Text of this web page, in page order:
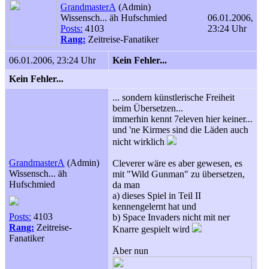
GrandmasterA (Admin)
Wissensch... äh Hufschmied
Posts: 4103
Rang: Zeitreise-Fanatiker
06.01.2006,
23:24 Uhr
06.01.2006, 23:24 Uhr
Kein Fehler...
Kein Fehler...
GrandmasterA (Admin)
Wissensch... äh
Hufschmied
Posts: 4103
Rang: Zeitreise-
Fanatiker
... sondern künstlerische Freiheit
beim Übersetzen...
immerhin kennt 7eleven hier keiner...
und 'ne Kirmes sind die Läden auch
nicht wirklich
Cleverer wäre es aber gewesen, es
mit "Wild Gunman" zu übersetzen,
da man
a) dieses Spiel in Teil II
kennengelernt hat und
b) Space Invaders nicht mit ner
Knarre gespielt wird
Aber nun